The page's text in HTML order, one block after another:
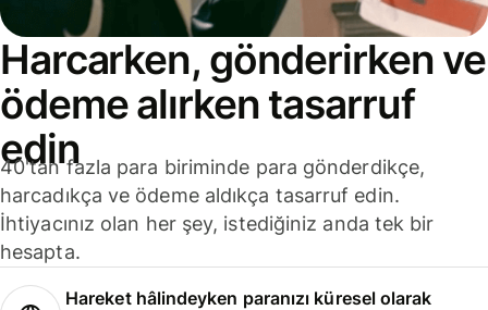
Harcarken, gönderirken ve
ödeme alırken tasarruf
edin
40'tan fazla para biriminde para gönderdikçe,
harcadıkça ve ödeme aldıkça tasarruf edin.
İhtiyacınız olan her şey, istediğiniz anda tek bir
hesapta.
Hareket hâlindeyken paranızı küresel olarak